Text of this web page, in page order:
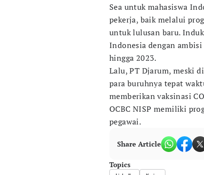
Sea untuk mahasiswa
pekerja, baik melalui
untuk lulusan baru.
Indonesia dengan
hingga 2023.
Lalu, PT Djarum, meski
para buruhnya tepat
memberikan vaksinasi
OCBC NISP memiliki
pegawai.
Share Article
Topics